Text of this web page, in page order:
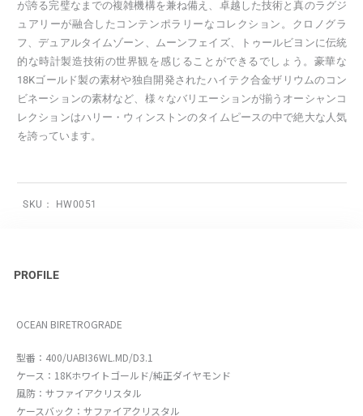
が誇る完璧なまでの複雑機構を兼ね備え、卓越した技術と真のラグジ
ュアリーが融合したコンテンポラリーなコレクション。クロノグラ
フ、デュアルタイムゾーン、ムーンフェイズ、トゥールビヨンに伝統
的な時計製造技術の世界観を感じることができるでしょう。豪華な
18Kゴールド製の素材や独自開発されたハイテク合金ザリウムのコン
ビネーションの素材など、様々なバリエーションが揃うオーシャンコ
レクションはハリー・ウィンストンのタイムピースの中で絶大な人気
を誇っています。
SKU： HW0051
PROFILE
OCEAN BIRETROGRADE
型番：400/UABI36WL.MD/D3.1
ケース：18Kホワイトゴールド/純正ダイヤモンド
風防：サファイアクリスタル
ケースバック：サファイアクリスタル